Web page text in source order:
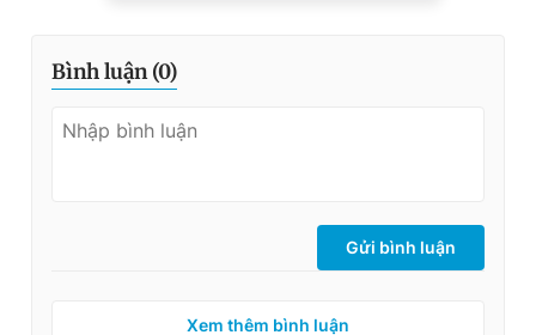
Bình luận (0)
Gửi bình luận
Xem thêm bình luận